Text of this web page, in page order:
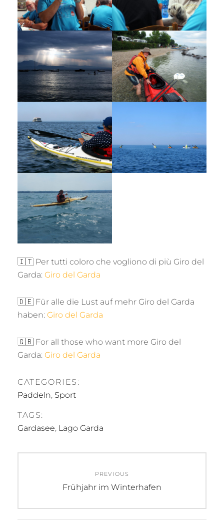
🇮🇹 Per tutti coloro che vogliono di più Giro del
Garda: Giro del Garda
🇩🇪 Für alle die Lust auf mehr Giro del Garda
haben: Giro del Garda
🇬🇧 For all those who want more Giro del
Garda: Giro del Garda
CATEGORIES:
Paddeln, Sport
TAGS:
Gardasee, Lago Garda
PREVIOUS
Previous
Frühjahr im Winterhafen